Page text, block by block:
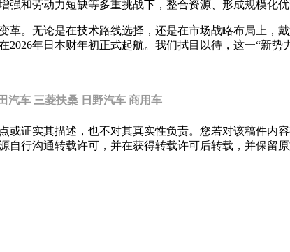
和劳动力短缺等多重挑战下，整合资源、形成规模化
。无论是在技术路线选择，还是在市场战略布局上，
年日本财年初正式起航。我们拭目以待，这一“新势
汽车 三菱扶桑 日野汽车 商用车
证实其描述，也不对其真实性负责。您若对该稿件内
行沟通转载许可，并在获得转载许可后转载，并保留原